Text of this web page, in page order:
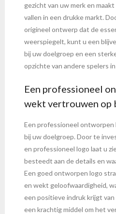
gezicht van uw merk en
vallen in een drukke markt.
origineel ontwerp dat de
weerspiegelt, kunt u een
bij uw doelgroep en een
opzichte van andere spelers
Een professioneel
wekt vertrouwen op
Een professioneel
bij uw doelgroep. Door te
en professioneel logo laat u
besteedt aan de details en
Een goed ontworpen logo
en wekt geloofwaardigheid,
een positieve indruk krijgt
een krachtig middel om het